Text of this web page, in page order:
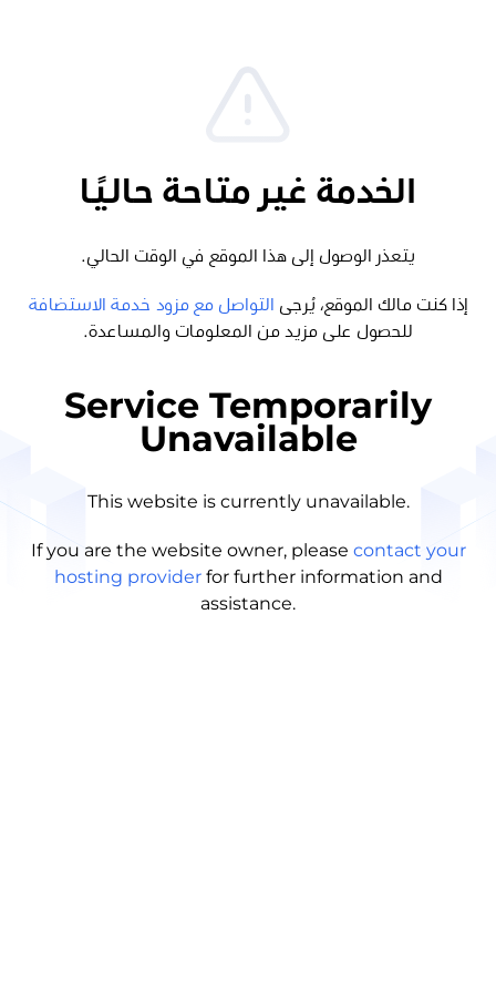
الخدمة غير متاحة حاليًا
يتعذر الوصول إلى هذا الموقع في الوقت الحالي.
إذا كنت مالك الموقع، يُرجى
التواصل مع مزود خدمة الاستضافة
للحصول على مزيد من المعلومات والمساعدة.
Service Temporarily
Unavailable
This website is currently unavailable.
If you are the website owner, please contact your
hosting provider for further information and
assistance.